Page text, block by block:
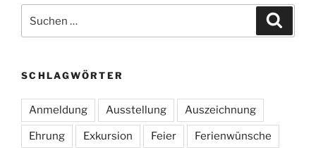
nach:
SCHLAGWÖRTER
Anmeldung Ausstellung Auszeichnung
Ehrung Exkursion Feier Ferienwünsche